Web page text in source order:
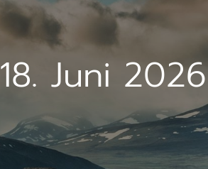
18. Juni 2026